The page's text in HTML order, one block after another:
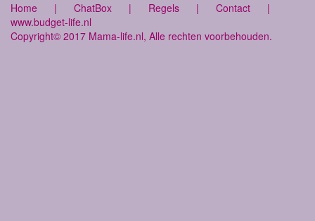
Home | ChatBox | Regels | Contact |
www.budget-life.nl
Copyright© 2017 Mama-life.nl, Alle rechten voorbehouden.